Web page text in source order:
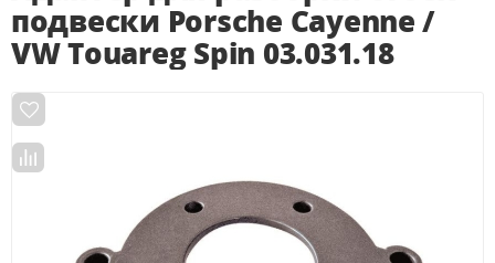
подвески Porsche Cayenne /
VW Touareg Spin 03.031.18